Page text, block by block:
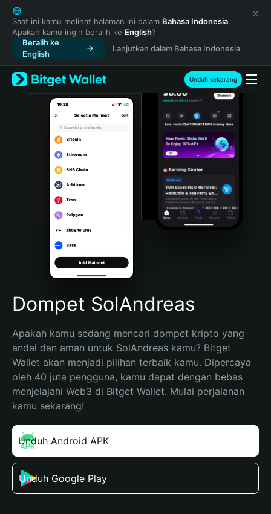
English
日本語
Tiếng Việt
Русский
Español (Latinoamérica)
Türkçe
Italiano
Português (Portugal)
Bahasa Indonesia
Português (Brasil)
Español (Argentina)
Saat ini kamu melihat halaman ini dalam Bahasa Indonesia.
Apakah kamu ingin beralih ke English?
Beralih ke
English
Lanjutkan dalam Bahasa Indonesia
Unduh sekarang
Dompet SolAndreas
Apakah kamu sedang mencari dompet kripto yang
andal dan aman untuk SolAndreas kamu? Bitget
Wallet akan menjadi pilihan terbaik kamu. Dipercaya
oleh 40 juta pengguna, kamu dapat dengan bebas
menjelajahi Web3 di Bitget Wallet. Mulai perjalanan
kamu sekarang!
Unduh Android APK
Unduh Google Play